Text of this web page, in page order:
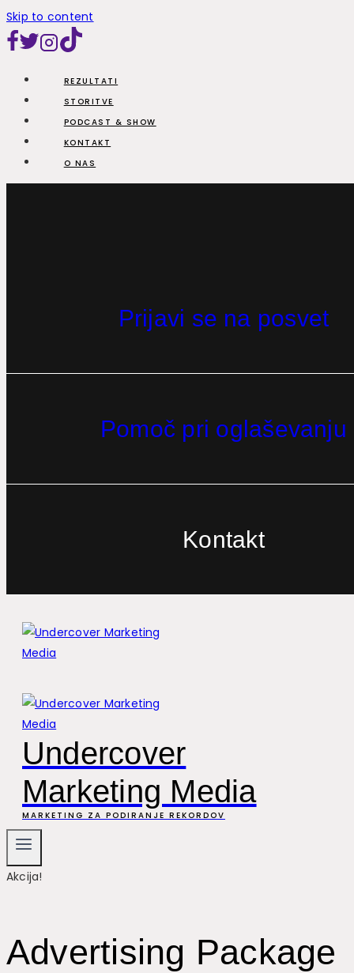
Skip to content
REZULTATI
STORITVE
PODCAST & SHOW
KONTAKT
O NAS
Prijavi se na posvet
Pomoč pri oglaševanju
Kontakt
Undercover
Marketing Media
MARKETING ZA PODIRANJE REKORDOV
Akcija!
Advertising Package